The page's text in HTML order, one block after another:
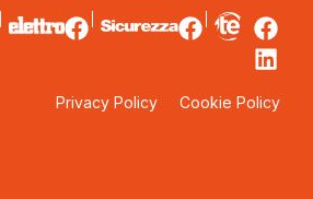
Privacy Policy Cookie Policy